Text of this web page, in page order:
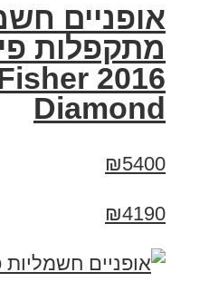
אופניים
מתקפלות
Fisher
Diamond
₪5400
₪4190